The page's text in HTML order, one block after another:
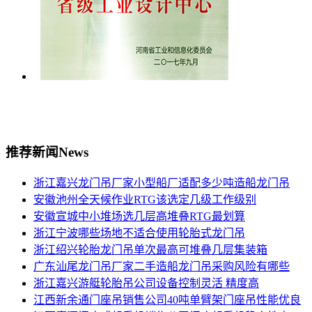
推荐新闻News
浙江嘉兴龙门吊厂家小型船厂适配多少吨造船龙门吊
安徽池州全天候作业RTG该选定几级工作级别
安徽宣城中小堆场选几层高堆叠RTG最划算
浙江宁波哪些场地不适合使用轮胎式龙门吊
浙江绍兴轮胎龙门吊单次最高可堆叠几层集装箱
广东汕尾龙门吊厂家二手造船龙门吊采购风险有哪些
浙江嘉兴游艇轮胎吊公司设备控制灵活 精度高
江西新余通门座吊销售公司40吨单臂架门座吊性能优良